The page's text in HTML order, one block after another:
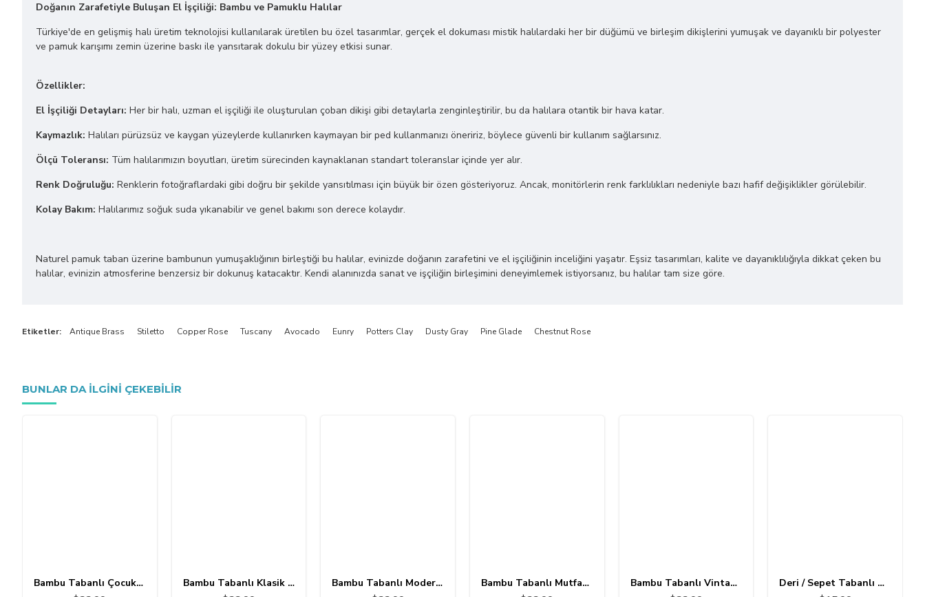
Doğanın Zarafetiyle Buluşan El İşçiliği: Bambu ve Pamuklu Halılar
Türkiye'de en gelişmiş halı üretim teknolojisi kullanılarak üretilen bu özel tasarımlar, gerçek el dokuması mistik halılardaki her bir düğümü ve birleşim dikişlerini yumuşak ve dayanıklı bir polyester
ve pamuk karışımı zemin üzerine baskı ile yansıtarak dokulu bir yüzey etkisi sunar.
Özellikler:
El İşçiliği Detayları: Her bir halı, uzman el işçiliği ile oluşturulan çoban dikişi gibi detaylarla zenginleştirilir, bu da halılara otantik bir hava katar.
Kaymazlık: Halıları pürüzsüz ve kaygan yüzeylerde kullanırken kaymayan bir ped kullanmanızı öneririz, böylece güvenli bir kullanım sağlarsınız.
Ölçü Toleransı: Tüm halılarımızın boyutları, üretim sürecinden kaynaklanan standart toleranslar içinde yer alır.
Renk Doğruluğu: Renklerin fotoğraflardaki gibi doğru bir şekilde yansıtılması için büyük bir özen gösteriyoruz. Ancak, monitörlerin renk farklılıkları nedeniyle bazı hafif değişiklikler görülebilir.
Kolay Bakım: Halılarımız soğuk suda yıkanabilir ve genel bakımı son derece kolaydır.
Naturel pamuk taban üzerine bambunun yumuşaklığının birleştiği bu halılar, evinizde doğanın zarafetini ve el işçiliğinin inceliğini yaşatır. Eşsiz tasarımları, kalite ve dayanıklılığıyla dikkat çeken bu
halılar, evinizin atmosferine benzersiz bir dokunuş katacaktır. Kendi alanınızda sanat ve işçiliğin birleşimini deneyimlemek istiyorsanız, bu halılar tam size göre.
Etiketler: Antique Brass Stiletto Copper Rose Tuscany Avocado Eunry Potters Clay Dusty Gray Pine Glade Chestnut Rose
BUNLAR DA ILGINI ÇEKEBILIR
Bambu Tabanlı Çocuk Halısı MC101 Bambu Tabanlı Klasik Halı MS109 Bambu Tabanlı Modern Halı MS303 Bambu Tabanlı Mutfak - Banyo Halısı 11111-1 Bambu Tabanlı Vintage Halı MS173 Deri / Sepet Tabanlı Çocuk Halısı MC101